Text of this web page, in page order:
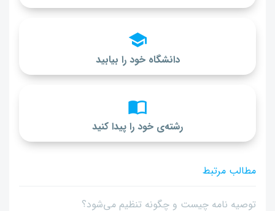
دانشگاه خود را بیابید
رشته‌ی خود را پیدا کنید
مطالب مرتبط
توصیه نامه چیست و چگونه تنظیم می‌شود؟